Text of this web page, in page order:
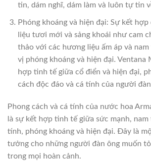
tin, dám nghĩ, dám làm và luôn tự tin
Phóng khoáng và hiện đại: Sự kết
liệu tươi mới và sảng khoái như cam
thảo với các hương liệu ấm áp và
vị phóng khoáng và hiện đại. Ventana
hợp tinh tế giữa cổ điển và hiện đại,
cách độc đáo và cá tính của người
Phong cách và cá tính của nước hoa
là sự kết hợp tinh tế giữa sức mạnh,
tính, phóng khoáng và hiện đại. Đây là
tưởng cho những người đàn ông muốn
trong mọi hoàn cảnh.